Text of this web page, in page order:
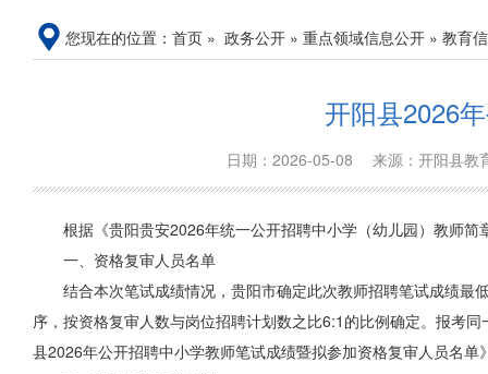
您现在的位置： 首页 » 政务公开 » 重点领域信息公开 » 教育
开阳县2026
日期：2026-05-08 来源：开阳县
根据《贵阳贵安2026年统一公开招聘中小学（幼儿园）教师
一、资格复审人员名单
结合本次笔试成绩情况，贵阳市确定此次教师招聘笔试成绩
序，按资格复审人数与岗位招聘计划数之比6:1的比例确定。报考
县2026年公开招聘中小学教师笔试成绩暨拟参加资格复审人员名单